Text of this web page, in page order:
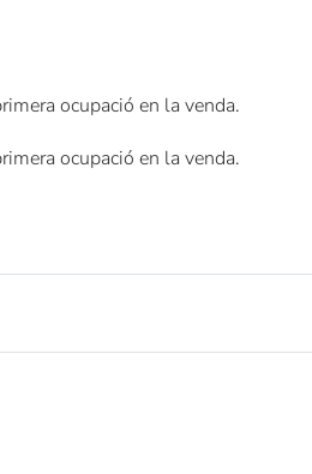
ocupació en la venda.
ocupació en la venda.